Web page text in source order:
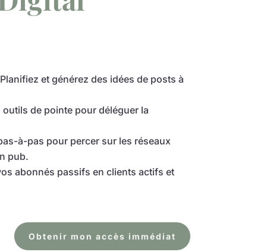
Planifiez et générez des idées de posts à
outils de pointe pour déléguer la
à-pas pour percer sur les réseaux
pub.
abonnés passifs en clients actifs et
Obtenir mon accès immédiat